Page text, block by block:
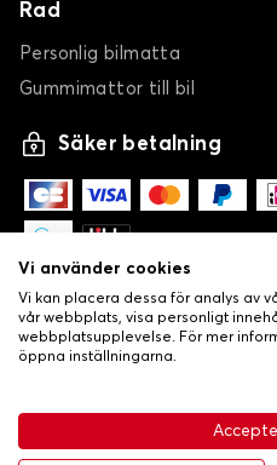
Bilöverdrag för
Rad
Personlig bilmatta
Gummimattor till bil
Säker betalning
© Copyright 2026 Lovecar-
Integritets- och cookiepolicy
Vi använder cookies
Vi kan placera dessa för analys av
vår webbplats, visa personligt
webbplatsupplevelse. För mer
öppna inställningarna.